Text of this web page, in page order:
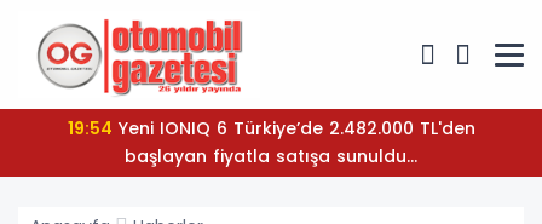
19:54
başlayan fiyatla satışa sunuldu...